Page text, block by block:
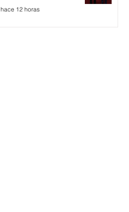
hace 12 horas